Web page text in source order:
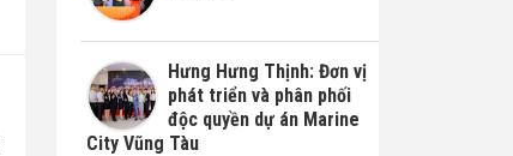
Hưng Hưng Thịnh: Đơn vị
phát triển và phân phối
độc quyền dự án Marine
City Vũng Tàu